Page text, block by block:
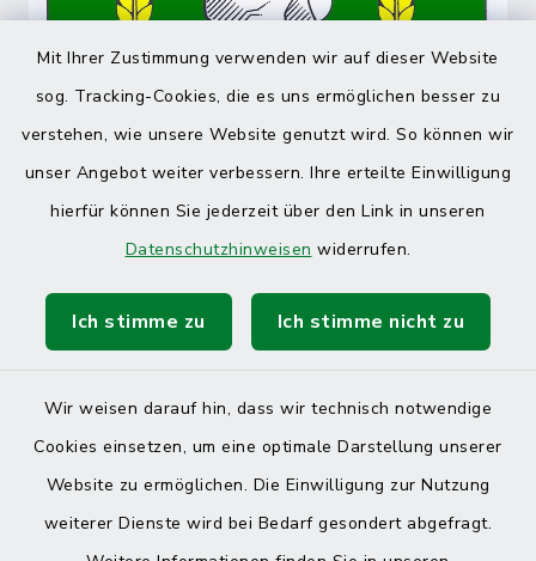
Mit Ihrer Zustimmung verwenden wir auf dieser Website
sog. Tracking-Cookies, die es uns ermöglichen besser zu
verstehen, wie unsere Website genutzt wird. So können wir
unser Angebot weiter verbessern. Ihre erteilte Einwilligung
hierfür können Sie jederzeit über den Link in unseren
Datenschutzhinweisen widerrufen.
Ich stimme zu Ich stimme nicht zu
Wir weisen darauf hin, dass wir technisch notwendige
Cookies einsetzen, um eine optimale Darstellung unserer
Website zu ermöglichen. Die Einwilligung zur Nutzung
weiterer Dienste wird bei Bedarf gesondert abgefragt.